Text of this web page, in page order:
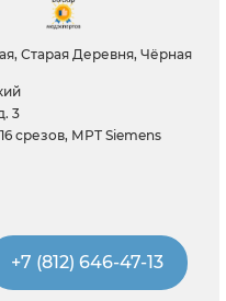
Старая Деревня, Чёрная
3
срезов, МРТ Siemens
+7 (812) 646-47-13